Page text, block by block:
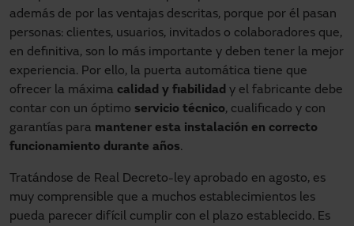
además de por las ventajas descritas, porque por él pasan
personas: clientes, usuarios, invitados o colaboradores que,
en definitiva, son lo más importante y deben tener la mejor
experiencia. Por ello, la puerta automática tiene que
ofrecer la máxima calidad y fiabilidad y el fabricante debe
contar con un óptimo servicio técnico, cualificado y con
garantías para mantener esta instalación en correcto
funcionamiento durante años.
Tratándose de Real Decreto-ley aprobado en agosto, es
muy comprensible que a muchos establecimientos les
pueda parecer difícil cumplir con el plazo establecido. Es